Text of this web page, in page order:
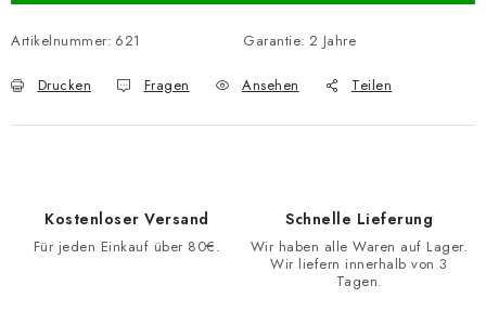
Artikelnummer: 621 Garantie: 2 Jahre
Drucken Fragen Ansehen Teilen
Kostenloser Versand
Für jeden Einkauf über 80€.
Schnelle Lieferung
Wir haben alle Waren auf Lager.
Wir liefern innerhalb von 3
Tagen.